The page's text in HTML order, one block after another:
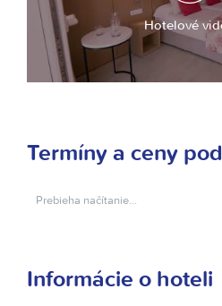
Hotelové
Termíny a ceny
Prebieha načítanie…
Informácie o hoteli